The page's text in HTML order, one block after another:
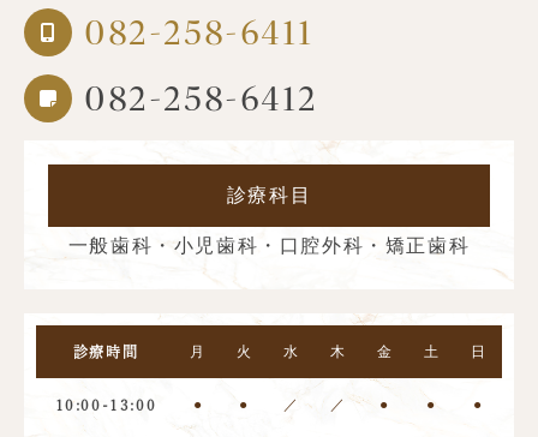
082-258-6411
082-258-6412
診療科目
一般歯科・小児歯科・口腔外科・矯正歯科
診療時間 月 火 水 木 金 土 日
10:00-13:00 ● ● ／ ／ ● ● ●